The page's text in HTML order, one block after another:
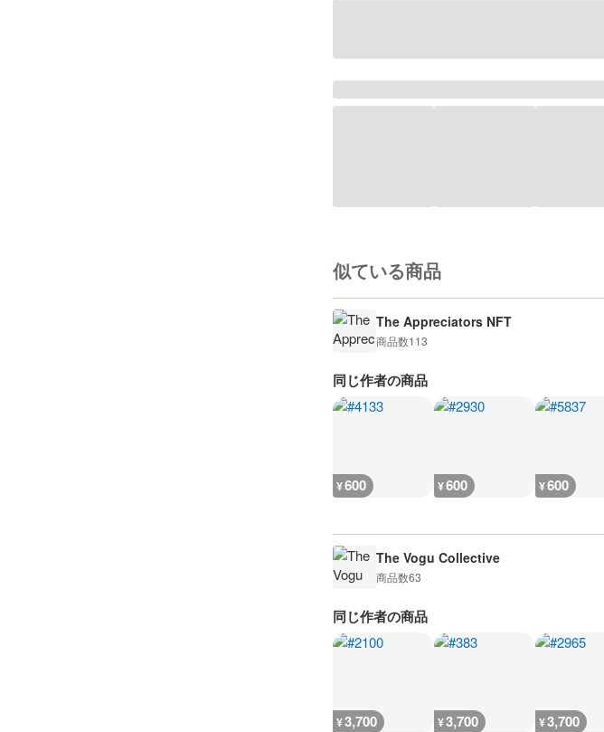
似ている商品
The Appreciators NFT
商品数113
同じ作者の商品
¥600 ¥600 ¥600
The Vogu Collective
商品数63
同じ作者の商品
¥3,700 ¥3,700 ¥3,700